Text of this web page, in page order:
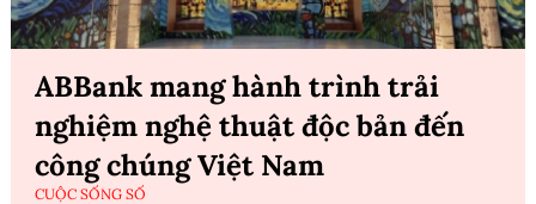
ABBank mang hành trình trải
nghiệm nghệ thuật độc bản đến
công chúng Việt Nam
CUỘC SỐNG SỐ